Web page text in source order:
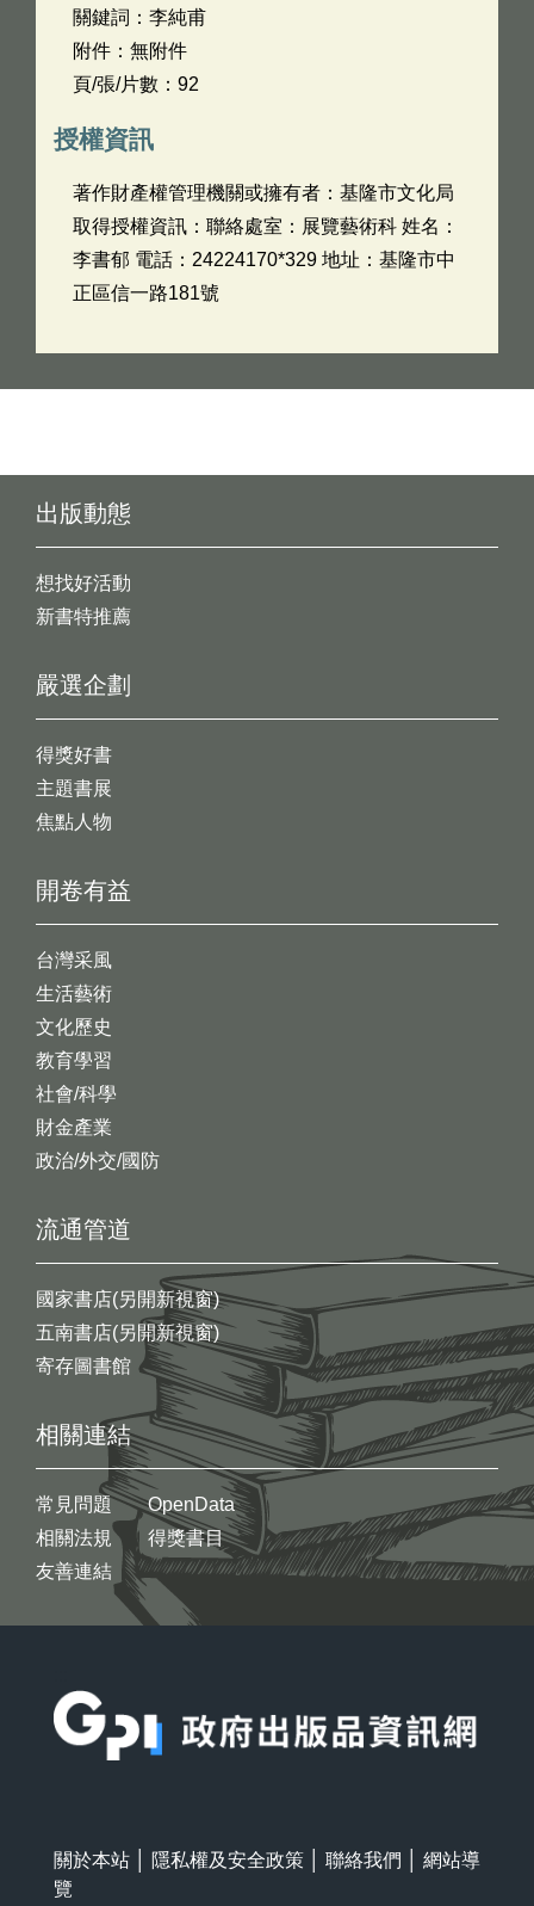
關鍵詞：李純甫
附件：無附件
頁/張/片數：92
授權資訊
著作財產權管理機關或擁有者：基隆市文化局
取得授權資訊：聯絡處室：展覽藝術科 姓名：
李書郁 電話：24224170*329 地址：基隆市中
正區信一路181號
出版動態
想找好活動
新書特推薦
開卷有益
台灣采風
生活藝術
文化歷史
教育學習
社會/科學
財金產業
政治/外交/國防
嚴選企劃
得獎好書
主題書展
焦點人物
流通管道
國家書店(另開新視窗)
五南書店(另開新視窗)
寄存圖書館
相關連結
常見問題
相關法規
友善連結
OpenData
得獎書目
關於本站 隱私權及安全政策 聯絡我們
網站導
覽